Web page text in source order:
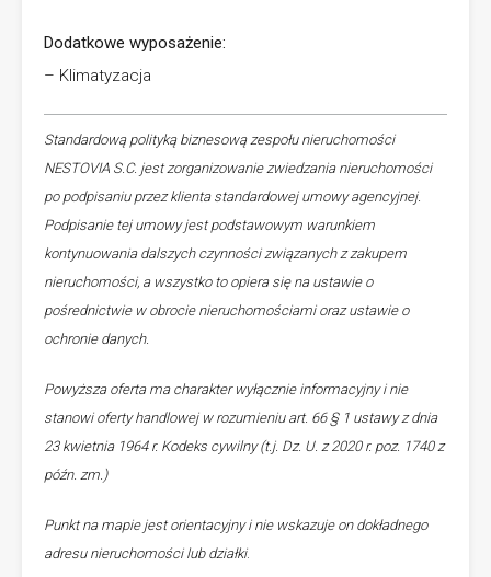
Dodatkowe wyposażenie:
– Klimatyzacja
Standardową polityką biznesową zespołu nieruchomości
NESTOVIA S.C. jest zorganizowanie zwiedzania nieruchomości
po podpisaniu przez klienta standardowej umowy agencyjnej.
Podpisanie tej umowy jest podstawowym warunkiem
kontynuowania dalszych czynności związanych z zakupem
nieruchomości, a wszystko to opiera się na ustawie o
pośrednictwie w obrocie nieruchomościami oraz ustawie o
ochronie danych.
Powyższa oferta ma charakter wyłącznie informacyjny i nie
stanowi oferty handlowej w rozumieniu art. 66 § 1 ustawy z dnia
23 kwietnia 1964 r. Kodeks cywilny (t.j. Dz. U. z 2020 r. poz. 1740 z
późn. zm.)
Punkt na mapie jest orientacyjny i nie wskazuje on dokładnego
adresu nieruchomości lub działki.